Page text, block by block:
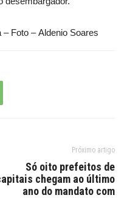
Foto – Aldenio Soares
Próximo artigo
Só oito prefeitos de
chegam ao último
ano do mandato com